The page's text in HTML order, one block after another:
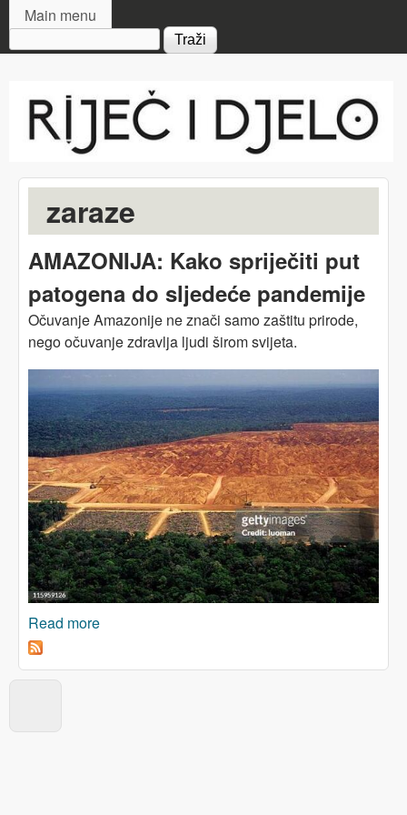
MAIN MENU
Main menu
Search form
i djelo
zaraze
AMAZONIJA: Kako spriječiti put
patogena do sljedeće pandemije
Očuvanje Amazonije ne znači samo zaštitu prirode,
nego očuvanje zdravlja ljudi širom svijeta.
Read more